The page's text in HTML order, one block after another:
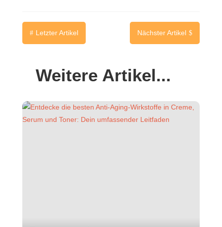
# Letzter Artikel Nächster Artikel $
Weitere Artikel...